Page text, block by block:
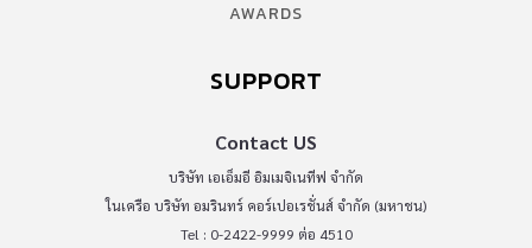
AWARDS
SUPPORT
Contact US
บริษัท เอเอ็มอี อิมเมจิเนทีฟ จำกัด
ในเครือ บริษัท อมรินทร์ คอร์เปอเรชั่นส์ จำกัด (มหาชน)
Tel : 0-2422-9999 ต่อ 4510